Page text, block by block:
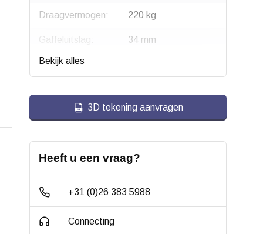
Draagvermogen: 220 kg
Gaffeluitslag: 34 mm
Type wiel:
Plaatstaal geperst,
Wiellager:
Centraal kogellager
met wielkappen
Bekijk alles
3D tekening aanvragen
Heeft u een vraag?
+31 (0)26 383 5988
Connecting